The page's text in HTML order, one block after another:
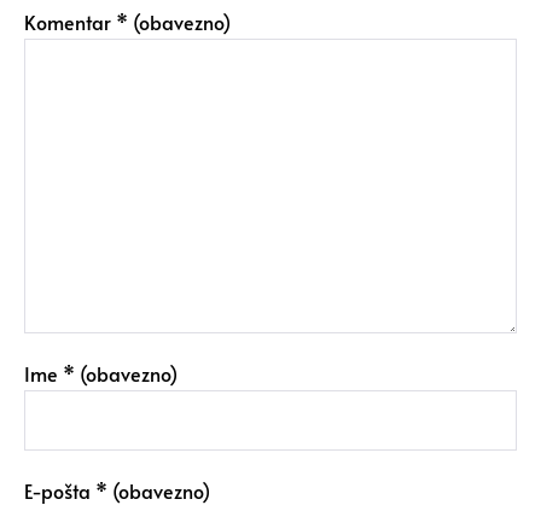
Komentar * (obavezno)
Ime * (obavezno)
E-pošta * (obavezno)